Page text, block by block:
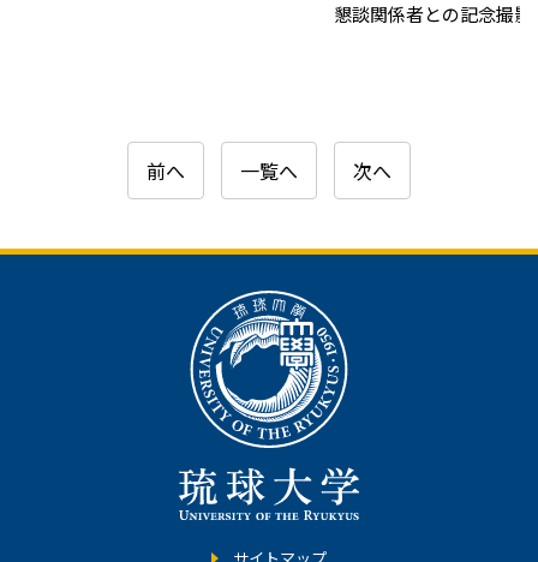
懇談関係者との記念撮影
前へ 一覧へ 次へ